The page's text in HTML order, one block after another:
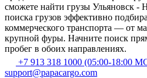
сможете найти грузы Ульяновск -
поиска грузов эффективно
коммерческого транспорта — от
крупной фуры. Начните поиск
пробег в обоих направлениях.
+7 913 318 1000 (05:00-18:00
support@papacargo.com